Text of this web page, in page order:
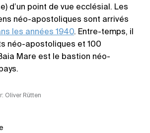
d’un point de vue ecclésial. Les
néo-apostoliques sont arrivés
les années 1940. Entre-temps, il
néo-apostoliques et 100
Mare est le bastion néo-
Oliver Rütten